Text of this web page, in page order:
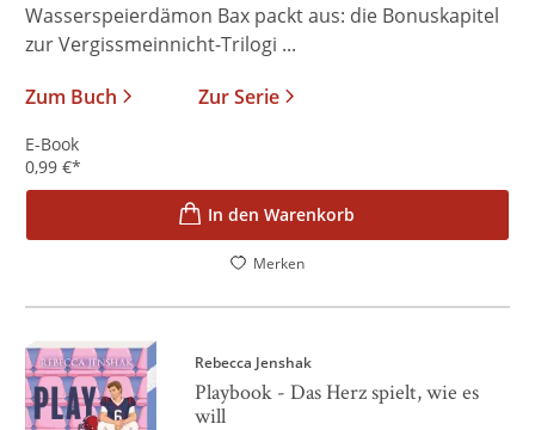
Wasserspeierdämon Bax packt aus: die Bonuskapitel
zur Vergissmeinnicht-Trilogi ...
Zum Buch
Zur Serie
E-Book
0,99 €*
In den Warenkorb
Merken
Rebecca Jenshak
Playbook - Das Herz spielt, wie es
will